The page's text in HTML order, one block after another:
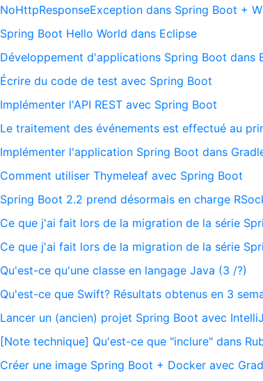
NoHttpResponseException dans Spring Boot +
Spring Boot Hello World dans Eclipse
Développement d'applications Spring Boot dans
Écrire du code de test avec Spring Boot
Implémenter l'API REST avec Spring Boot
Le traitement des événements est effectué au
Implémenter l'application Spring Boot dans
Comment utiliser Thymeleaf avec Spring Boot
Spring Boot 2.2 prend désormais en charge
Ce que j'ai fait lors de la migration de la série
Ce que j'ai fait lors de la migration de la série
Qu'est-ce qu'une classe en langage Java (3 /?)
Qu'est-ce que Swift? Résultats obtenus en 3
Lancer un (ancien) projet Spring Boot avec IntelliJ
[Note technique] Qu'est-ce que "inclure" dans
Créer une image Spring Boot + Docker avec